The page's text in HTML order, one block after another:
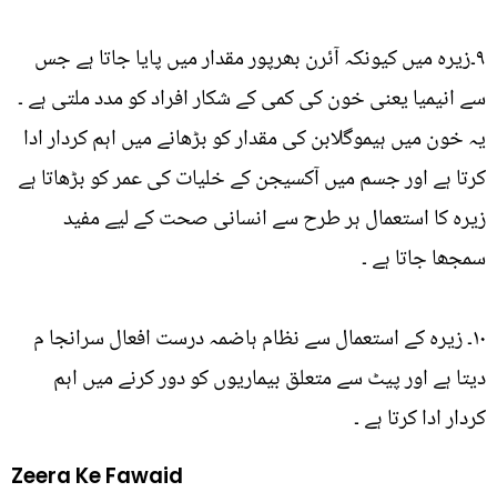
۹۔زیرہ میں کیونکہ آئرن بھرپور مقدار میں پایا جاتا ہے جس
سے انیمیا یعنی خون کی کمی کے شکار افراد کو مدد ملتی ہے ۔
یہ خون میں ہیموگلابن کی مقدار کو بڑھانے میں اہم کردار ادا
کرتا ہے اور جسم میں آکسیجن کے خلیات کی عمر کو بڑھاتا ہے
زیرہ کا استعمال ہر طرح سے انسانی صحت کے لیے مفید
سمجھا جاتا ہے ۔
۱۰۔ زیرہ کے استعمال سے نظام ہاضمہ درست افعال سرانجا م
دیتا ہے اور پیٹ سے متعلق بیماریوں کو دور کرنے میں اہم
کردار ادا کرتا ہے ۔
Zeera Ke Fawaid